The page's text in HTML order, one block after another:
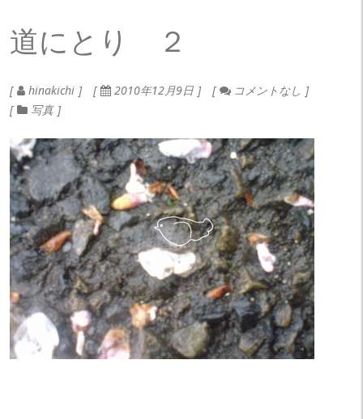
道にとり ２
hinakichi 2010年12月9日
コメントなし
写真